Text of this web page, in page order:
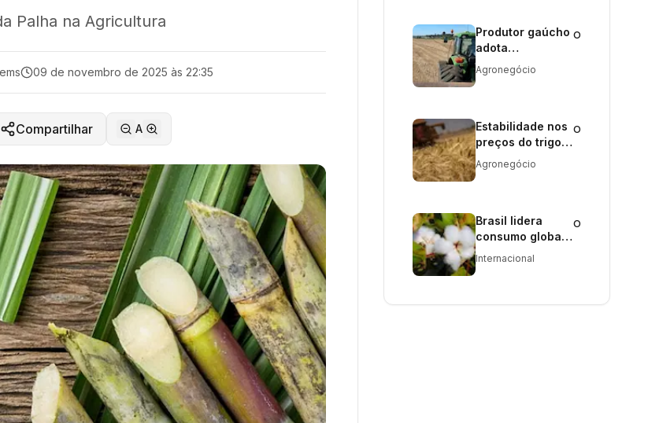
Palha na Agricultura
09 de novembro de 2025 às 22:35
Compartilhar A
Produtor gaúcho
adota
estratégias para
alcançar
após desafios
em anos
anteriores
Agronegócio
o
Estabilidade nos
preços do trigo
marca semana
Agronegócio
o
Brasil lidera
consumo global
de algodão
Internacional
o